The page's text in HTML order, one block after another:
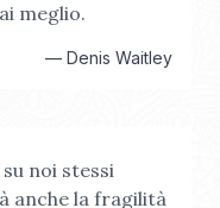
meglio.
— Denis Waitley
noi stessi
anche la fragilità